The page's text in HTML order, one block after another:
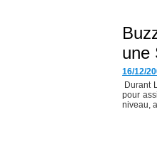
une
16/12/
Durant
pour
niveau,